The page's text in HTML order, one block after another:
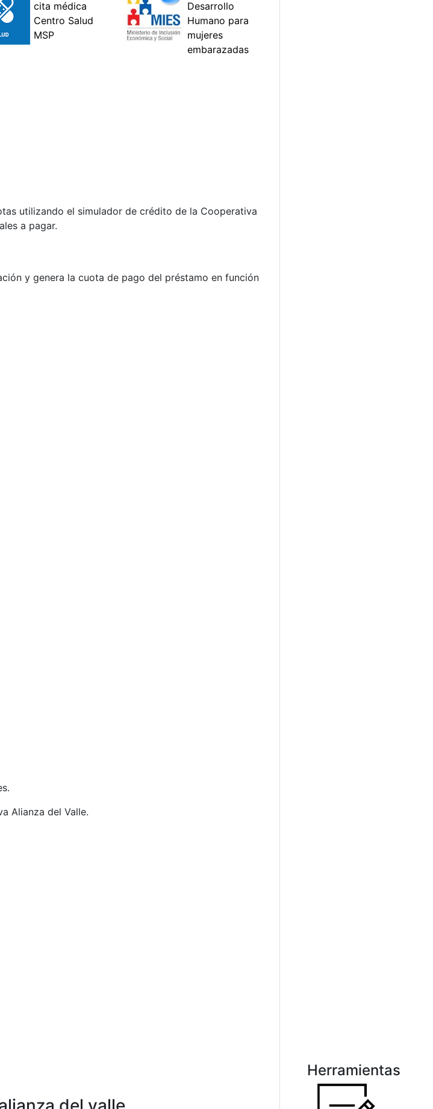
utilizando el simulador de crédito de la Cooperativa
a pagar.
y genera la cuota de pago del préstamo en función
Alianza del Valle.
Herramientas